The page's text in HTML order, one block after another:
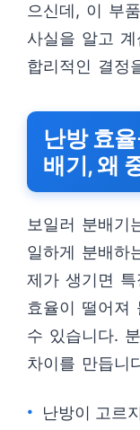
으신데, 이 부
사실을 알고
합리적인 결정
난방 효
배기, 왜
보일러 분배기
일하게 분배하
제가 생기면
효율이 떨어져
수 있습니다.
차이를 만듭니
난방이 고르